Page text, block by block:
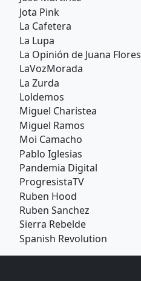
Jota Pink
La Cafetera
La Lupa
La Opinión de Juana Flores
LaVozMorada
La Zurda
Loldemos
Miguel Charistea
Miguel Ramos
Moi Camacho
Pablo Iglesias
Pandemia Digital
ProgresistaTV
Ruben Hood
Ruben Sanchez
Sierra Rebelde
Spanish Revolution